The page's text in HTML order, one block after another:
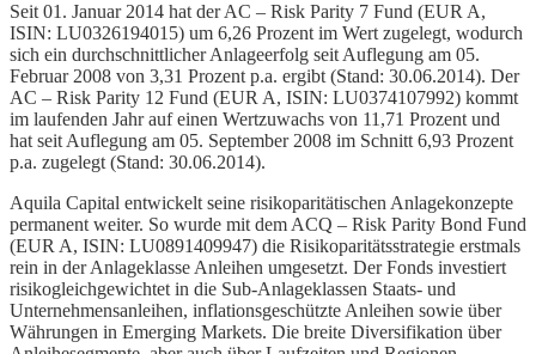
Seit 01. Januar 2014 hat der AC – Risk Parity 7 Fund (EUR A,
ISIN: LU0326194015) um 6,26 Prozent im Wert zugelegt, wodurch
sich ein durchschnittlicher Anlageerfolg seit Auflegung am 05.
Februar 2008 von 3,31 Prozent p.a. ergibt (Stand: 30.06.2014). Der
AC – Risk Parity 12 Fund (EUR A, ISIN: LU0374107992) kommt
im laufenden Jahr auf einen Wertzuwachs von 11,71 Prozent und
hat seit Auflegung am 05. September 2008 im Schnitt 6,93 Prozent
p.a. zugelegt (Stand: 30.06.2014).
Aquila Capital entwickelt seine risikoparitätischen Anlagekonzepte
permanent weiter. So wurde mit dem ACQ – Risk Parity Bond Fund
(EUR A, ISIN: LU0891409947) die Risikoparitätsstrategie erstmals
rein in der Anlageklasse Anleihen umgesetzt. Der Fonds investiert
risikogleichgewichtet in die Sub-Anlageklassen Staats- und
Unternehmensanleihen, inflationsgeschützte Anleihen sowie über
Währungen in Emerging Markets. Die breite Diversifikation über